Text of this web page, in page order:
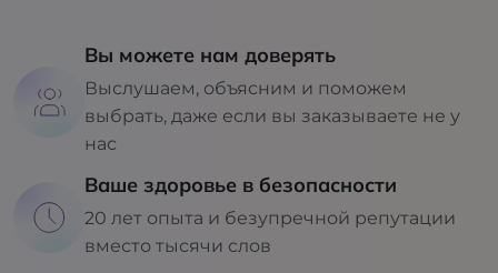
Вы можете нам доверять
Выслушаем, объясним и поможем
выбрать, даже если вы заказываете не у
нас
Ваше здоровье в безопасности
20 лет опыта и безупречной репутации
вместо тысячи слов